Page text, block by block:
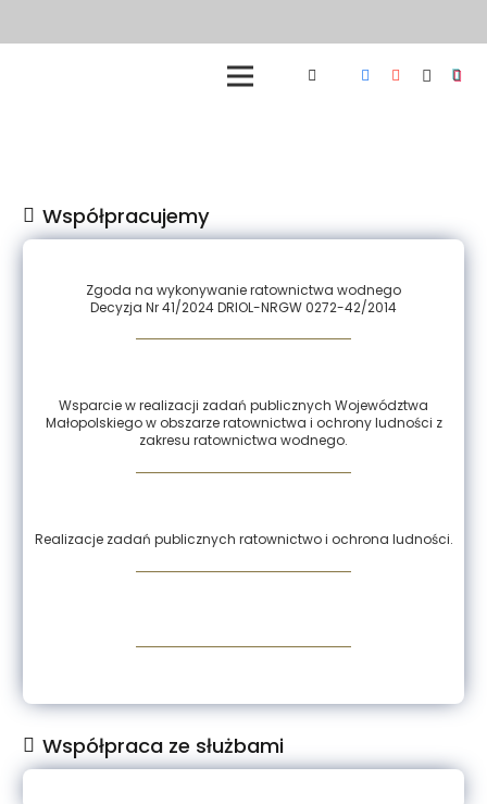
Współpracujemy
Zgoda na wykonywanie ratownictwa wodnego
Decyzja Nr 41/2024 DRIOL-NRGW 0272-42/2014
Wsparcie w realizacji zadań publicznych Województwa
Małopolskiego w obszarze ratownictwa i ochrony ludności z
zakresu ratownictwa wodnego.
Realizacje zadań publicznych ratownictwo i ochrona ludności.
Współpraca ze służbami